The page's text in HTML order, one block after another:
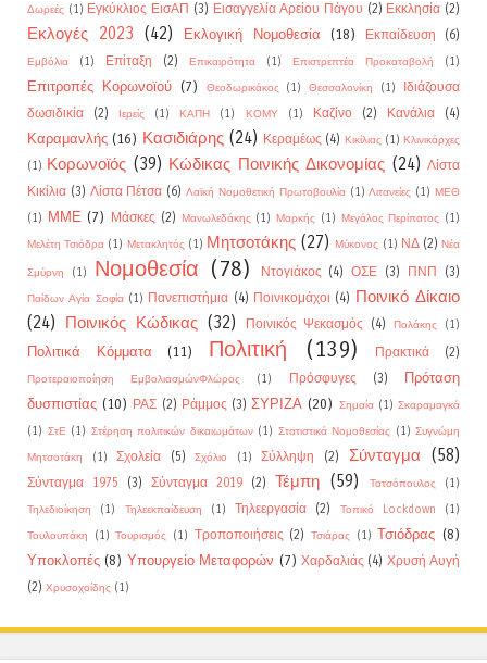
Δωρεές (1) Εγκύκλιος ΕισΑΠ (3) Εισαγγελία Αρείου Πάγου (2) Εκκλησία (2)
Εκλογές 2023 (42) Εκλογική Νομοθεσία (18) Εκπαίδευση (6)
Εμβόλια (1) Επίταξη (2) Επικαιρότητα (1) Επιστρεπτέα Προκαταβολή (1)
Επιτροπές Κορωνοϊού (7) Θεοδωρικάκος (1) Θεσσαλονίκη (1)
Ιδιάζουσα
δωσιδικία
(2) Ιερείς (1) ΚΑΠΗ (1) ΚΟΜΥ (1) Καζίνο (2) Κανάλια (4)
Καραμανλής (16) Κασιδιάρης (24) Κεραμέως (4) Κικίλιας (1) Κλινικάρχες
(1) Κορωνοϊός (39) Κώδικας Ποινικής Δικονομίας (24) Λίστα
Κικίλια (3) Λίστα Πέτσα (6) Λαϊκή Νομοθετική Πρωτοβουλία (1) Λιτανείες (1) ΜΕΘ
(1)
ΜΜΕ (7) Μάσκες (2) Μανωλεδάκης (1) Μαρκής (1) Μεγάλος Περίπατος (1)
Μελέτη Τσιόδρα (1) Μετακλητός (1) Μητσοτάκης (27) Μύκονος (1) ΝΔ (2) Νέα
Σμύρνη (1) Νομοθεσία (78) Ντογιάκος (4) ΟΣΕ (3) ΠΝΠ (3)
Παίδων Αγία Σοφία (1) Πανεπιστήμια (4) Ποινικομάχοι (4) Ποινικό Δίκαιο
(24)
Ποινικός Κώδικας (32) Ποινικός Ψεκασμός (4) Πολάκης (1)
Πολιτικά Κόμματα (11) Πολιτική (139) Πρακτικά (2)
Προτεραιοποίηση ΕμβολιασμώνΦλώρος (1) Πρόσφυγες (3)
Πρόταση
δυσπιστίας (10) ΡΑΣ (2) Ράμμος (3) ΣΥΡΙΖΑ (20) Σημαία (1) Σκαραμαγκά
(1) ΣτΕ (1) Στέρηση πολιτικών δικαιωμάτων (1) Στατιστικά Νομοθεσίας (1) Συγνώμη
Μητσοτάκη
(1) Σχολεία (5) Σχόλιο (1) Σύλληψη (2) Σύνταγμα (58)
Σύνταγμα 1975 (3) Σύνταγμα 2019 (2) Τέμπη (59) Τατσόπουλος
(1)
Τηλεδιοίκηση
(1) Τηλεεκπαίδευση (1) Τηλεεργασία (2) Τοπικό Lockdown
(1)
Τουλουπάκη
(1) Τουρισμός (1) Τροποποιήσεις (2) Τσιάρας (1) Τσιόδρας (8)
Υποκλοπές (8) Υπουργείο Μεταφορών (7) Χαρδαλιάς (4) Χρυσή Αυγή
(2) Χρυσοχοίδης (1)